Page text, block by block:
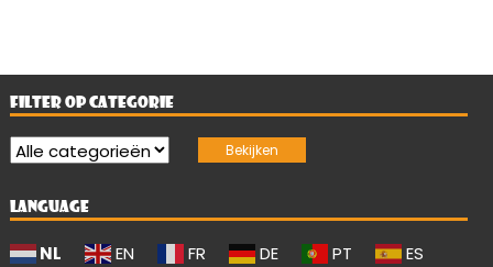
FILTER OP CATEGORIE
LANGUAGE
NL EN FR DE PT ES